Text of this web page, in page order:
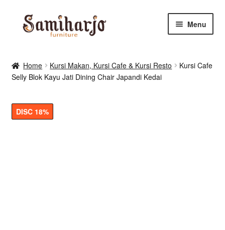
Skip
Skip
Menu
RUANG MAKAN & DAPUR
RUANG TIDUR
Home Kursi Makan, Kursi Cafe & Kursi Resto
Kursi Cafe
Selly Blok Kayu Jati Dining Chair Japandi Kedai
DISC 18%